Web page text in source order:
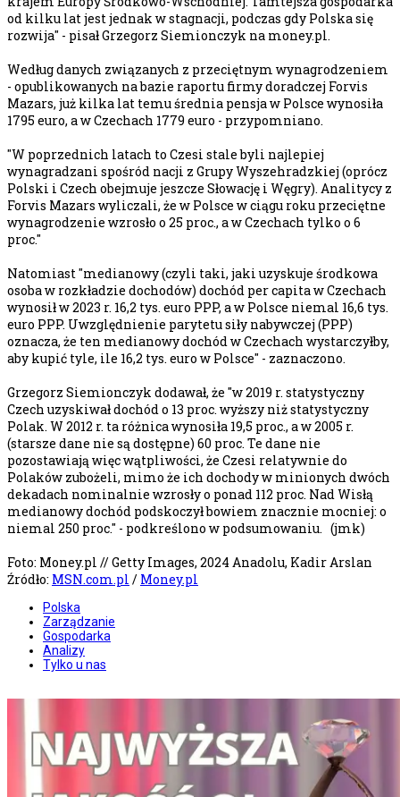
od kilku lat jest jednak w stagnacji, podczas gdy Polska się
rozwija" - pisał Grzegorz Siemionczyk na money.pl.
Według danych związanych z przeciętnym wynagrodzeniem
- opublikowanych na bazie raportu firmy doradczej Forvis
Mazars, już kilka lat temu średnia pensja w Polsce wynosiła
1795 euro, a w Czechach 1779 euro - przypomniano.
"W poprzednich latach to Czesi stale byli najlepiej
wynagradzani spośród nacji z Grupy Wyszehradzkiej (oprócz
Polski i Czech obejmuje jeszcze Słowację i Węgry). Analitycy z
Forvis Mazars wyliczali, że w Polsce w ciągu roku przeciętne
wynagrodzenie wzrosło o 25 proc., a w Czechach tylko o 6
proc."
Natomiast "medianowy (czyli taki, jaki uzyskuje środkowa
osoba w rozkładzie dochodów) dochód per capita w Czechach
wynosił w 2023 r. 16,2 tys. euro PPP, a w Polsce niemal 16,6 tys.
euro PPP. Uwzględnienie parytetu siły nabywczej (PPP)
oznacza, że ten medianowy dochód w Czechach wystarczyłby,
aby kupić tyle, ile 16,2 tys. euro w Polsce" - zaznaczono.
Grzegorz Siemionczyk dodawał, że "w 2019 r. statystyczny
Czech uzyskiwał dochód o 13 proc. wyższy niż statystyczny
Polak. W 2012 r. ta różnica wynosiła 19,5 proc., a w 2005 r.
(starsze dane nie są dostępne) 60 proc. Te dane nie
pozostawiają więc wątpliwości, że Czesi relatywnie do
Polaków zubożeli, mimo że ich dochody w minionych dwóch
dekadach nominalnie wzrosły o ponad 112 proc. Nad Wisłą
medianowy dochód podskoczył bowiem znacznie mocniej: o
niemal 250 proc." - podkreślono w podsumowaniu. (jmk)
Foto: Money.pl // Getty Images, 2024 Anadolu, Kadir Arslan
Źródło: MSN.com.pl / Money.pl
Polska
Zarządzanie
Gospodarka
Analizy
Tylko u nas